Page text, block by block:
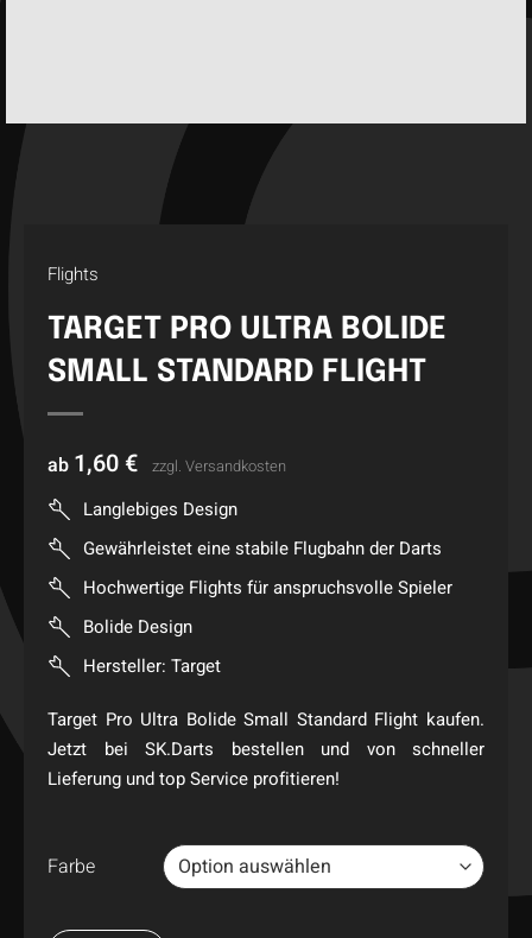
Flights
TARGET PRO ULTRA BOLIDE
SMALL STANDARD FLIGHT
ab 1,60 € zzgl. Versandkosten
Langlebiges Design
Gewährleistet eine stabile Flugbahn der Darts
Hochwertige Flights für anspruchsvolle Spieler
Bolide Design
Hersteller: Target
Target Pro Ultra Bolide Small Standard Flight kaufen.
Jetzt bei SK.Darts bestellen und von schneller
Lieferung und top Service profitieren!
Farbe